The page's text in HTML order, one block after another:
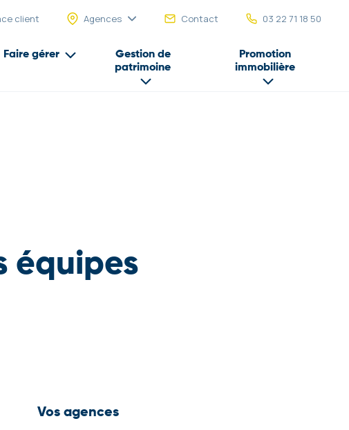
client Agences Contact 03 22 71 18 50
Faire gérer
Gestion de
patrimoine
Promotion
immobilière
équipes
Vos agences